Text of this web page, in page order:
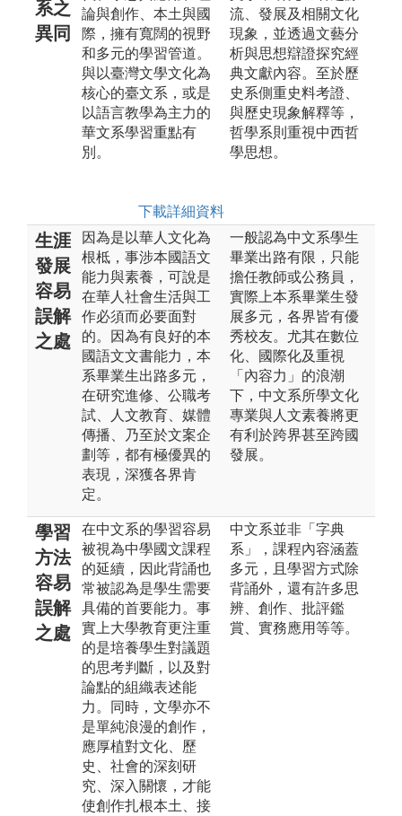
系之
異同
論與創作、本土與國
際，擁有寬闊的視野
和多元的學習管道。
與以臺灣文學文化為
核心的臺文系，或是
以語言教學為主力的
華文系學習重點有
別。
下載詳細資料
流、發展及相關文化
現象，並透過文藝分
析與思想辯證探究經
典文獻內容。至於歷
史系側重史料考證、
與歷史現象解釋等，
哲學系則重視中西哲
學思想。
生涯
發展
容易
誤解
之處
因為是以華人文化為
根柢，事涉本國語文
能力與素養，可說是
在華人社會生活與工
作必須而必要面對
的。因為有良好的本
國語文文書能力，本
系畢業生出路多元，
在研究進修、公職考
試、人文教育、媒體
傳播、乃至於文案企
劃等，都有極優異的
表現，深獲各界肯
定。
一般認為中文系學生
畢業出路有限，只能
擔任教師或公務員，
實際上本系畢業生發
展多元，各界皆有優
秀校友。尤其在數位
化、國際化及重視
「內容力」的浪潮
下，中文系所學文化
專業與人文素養將更
有利於跨界甚至跨國
發展。
學習
方法
容易
誤解
之處
在中文系的學習容易
被視為中學國文課程
的延續，因此背誦也
常被認為是學生需要
具備的首要能力。事
實上大學教育更注重
的是培養學生對議題
的思考判斷，以及對
論點的組織表述能
力。同時，文學亦不
是單純浪漫的創作，
應厚植對文化、歷
史、社會的深刻研
究、深入關懷，才能
使創作扎根本土、接
中文系並非「字典
系」，課程內容涵蓋
多元，且學習方式除
背誦外，還有許多思
辨、創作、批評鑑
賞、實務應用等等。